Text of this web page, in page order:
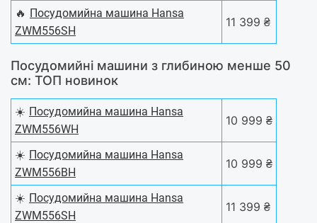
🔥 Посудомийна машина Hansa
ZWM556SH
11 399 ₴
Посудомийні машини з глибиною менше 50
см: ТОП новинок
☀️ Посудомийна машина Hansa
ZWM556WH
10 999 ₴
☀️ Посудомийна машина Hansa
ZWM556BH
10 999 ₴
☀️ Посудомийна машина Hansa
ZWM556SH
11 399 ₴